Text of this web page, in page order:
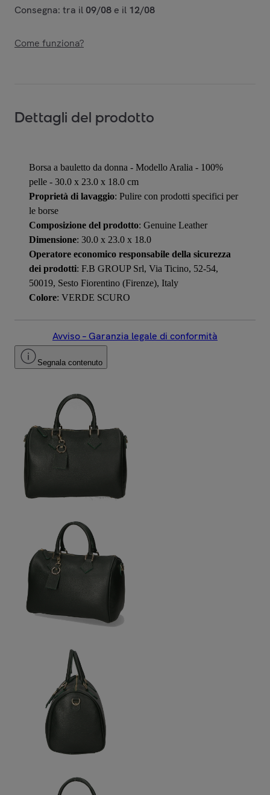
Consegna: tra il 09/08 e il 12/08
Come funziona?
Dettagli del prodotto
Borsa a bauletto da donna - Modello Aralia - 100%
pelle - 30.0 x 23.0 x 18.0 cm
Proprietà di lavaggio: Pulire con prodotti specifici per
le borse
Composizione del prodotto: Genuine Leather
Dimensione: 30.0 x 23.0 x 18.0
Operatore economico responsabile della sicurezza
dei prodotti: F.B GROUP Srl, Via Ticino, 52-54,
50019, Sesto Fiorentino (Firenze), Italy
Colore: VERDE SCURO
Avviso – Garanzia legale di conformità
Segnala contenuto